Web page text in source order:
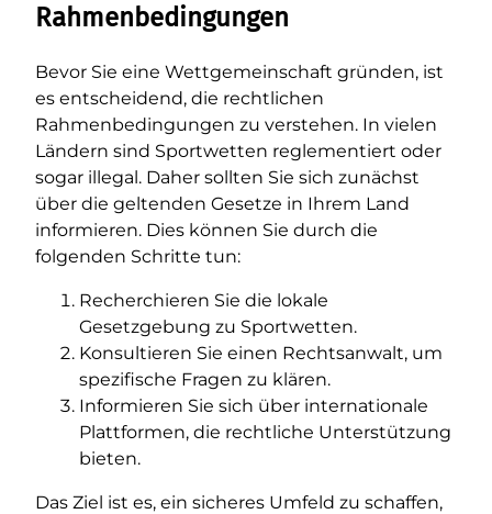
Rahmenbedingungen
Bevor Sie eine Wettgemeinschaft gründen, ist
es entscheidend, die rechtlichen
Rahmenbedingungen zu verstehen. In vielen
Ländern sind Sportwetten reglementiert oder
sogar illegal. Daher sollten Sie sich zunächst
über die geltenden Gesetze in Ihrem Land
informieren. Dies können Sie durch die
folgenden Schritte tun:
Recherchieren Sie die lokale
Gesetzgebung zu Sportwetten.
Konsultieren Sie einen Rechtsanwalt, um
spezifische Fragen zu klären.
Informieren Sie sich über internationale
Plattformen, die rechtliche Unterstützung
bieten.
Das Ziel ist es, ein sicheres Umfeld zu schaffen,